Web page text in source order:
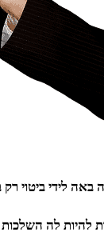
באה לידי ביטוי
להיות לה השלכות